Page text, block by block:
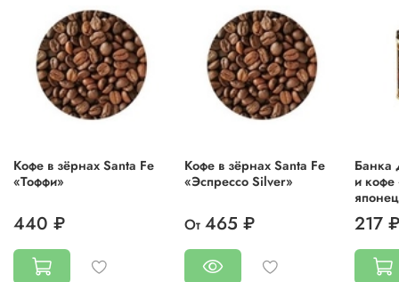
Кофе в зёрнах Santa Fe
«Тоффи»
440 ₽
Кофе в зёрнах Santa Fe
«Эспрессо Silver»
От 465 ₽
Банка
и
217 ₽